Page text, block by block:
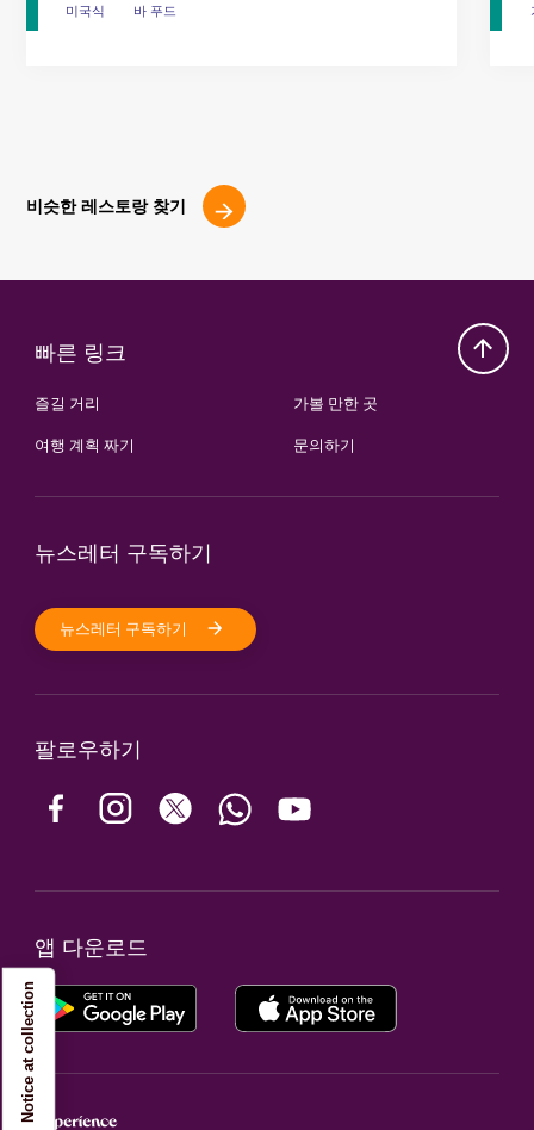
미국식 바 푸드
미국식 바 푸드
비슷한 레스토랑 찾기
빠른 링크
즐길 거리
여행 계획 짜기
가볼 만한 곳
문의하기
뉴스레터 구독하기
뉴스레터 구독하기
팔로우하기
앱 다운로드
Notice at collection